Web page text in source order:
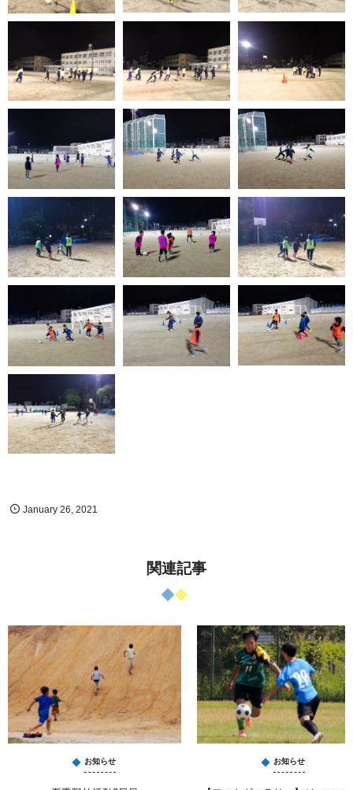
January 26,2021
関連記事
お知らせ お知らせ